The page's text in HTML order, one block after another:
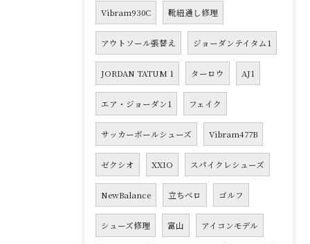
Vibram930C 靴紐通し修理
アウトソール張替え ジョーダンテイタム1
JORDAN TATUM 1 ターロウ AJ1
エア・ジョーダン1 フェイク
サッカーボールシューズ Vibram477B
ゼクシオ XXIO スパイクレシューズ
NewBalance 立ちベロ ゴルフ
シューズ修理 富山 アイコンモデル